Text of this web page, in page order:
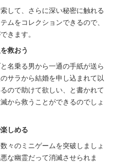
して、さらに深い秘密に触れる
ムをコレクションできるので、
きます。
救おう
名乗る男から一通の手紙が送ら
サラから結婚を申し込まれて以
ので助けて欲しい、と書かれて
から救うことができるのでしょ
しめる
々のミニゲームを突破しましょ
な幽霊だって消滅させられま